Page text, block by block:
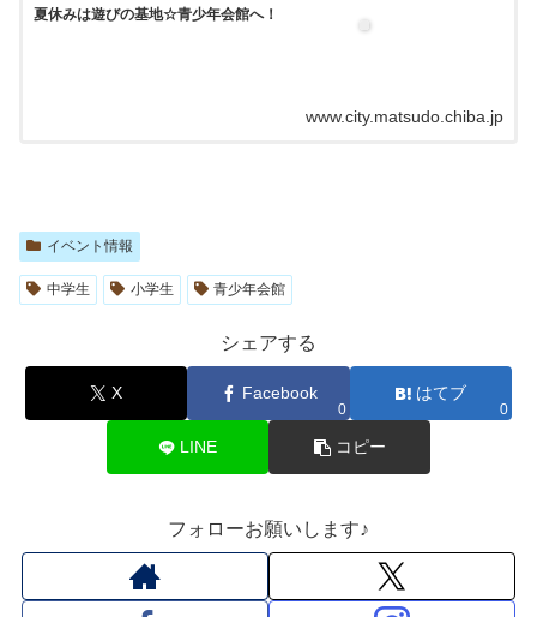
夏休みは遊びの基地☆青少年会館へ！
www.city.matsudo.chiba.jp
イベント情報
中学生 小学生 青少年会館
シェアする
X Facebook
0
はてブ
0
LINE コピー
フォローお願いします♪